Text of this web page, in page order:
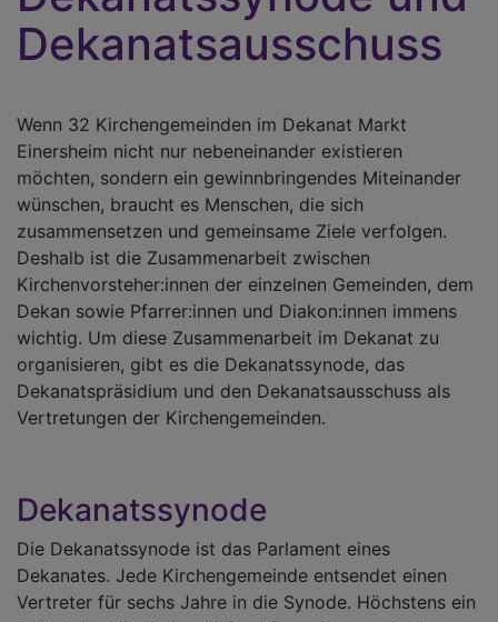
Dekanatsausschuss
Wenn 32 Kirchengemeinden im Dekanat Markt
Einersheim nicht nur nebeneinander existieren
möchten, sondern ein gewinnbringendes Miteinander
wünschen, braucht es Menschen, die sich
zusammensetzen und gemeinsame Ziele verfolgen.
Deshalb ist die Zusammenarbeit zwischen
Kirchenvorsteher:innen der einzelnen Gemeinden, dem
Dekan sowie Pfarrer:innen und Diakon:innen immens
wichtig. Um diese Zusammenarbeit im Dekanat zu
organisieren, gibt es die Dekanatssynode, das
Dekanatspräsidium und den Dekanatsausschuss als
Vertretungen der Kirchengemeinden.
Dekanatssynode
Die Dekanatssynode ist das Parlament eines
Dekanates. Jede Kirchengemeinde entsendet einen
Vertreter für sechs Jahre in die Synode. Höchstens ein